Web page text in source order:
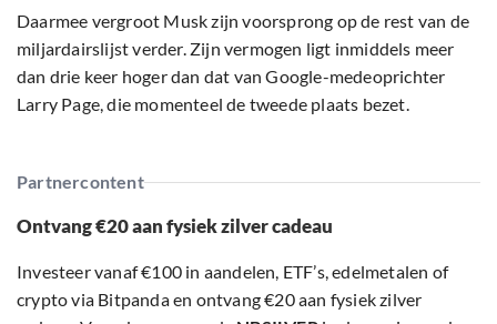
Daarmee vergroot Musk zijn voorsprong op de rest van de
miljardairslijst verder. Zijn vermogen ligt inmiddels meer
dan drie keer hoger dan dat van Google-medeoprichter
Larry Page, die momenteel de tweede plaats bezet.
Partnercontent
Ontvang €20 aan fysiek zilver cadeau
Investeer vanaf €100 in aandelen, ETF’s, edelmetalen of
crypto via Bitpanda en ontvang €20 aan fysiek zilver